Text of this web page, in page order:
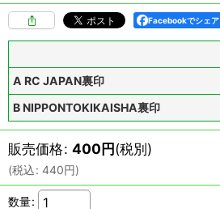
Facebookでシェア
A RC JAPAN裏印
B NIPPONTOKIKAISHA裏印
販売価格: 400円(税別)
(税込: 440円)
数量: